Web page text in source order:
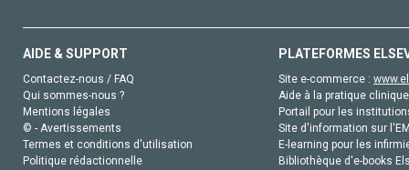
AIDE & SUPPORT
Contactez-nous / FAQ
Qui sommes-nous ?
Mentions légales
© - Avertissements
Termes et conditions d'utilisation
Politique rédactionnelle
PLATEFORMES
Site e-commerce :
Aide à la pratique
Portail pour les
Site d'information sur
E-learning pour les
Bibliothèque d'e-books